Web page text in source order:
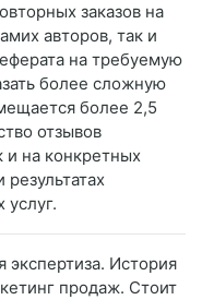
заказов на
авторов, так и
на требуемую
более сложную
более 2,5
отзывов
и на конкретных
экспертиза. История
продаж. Стоит